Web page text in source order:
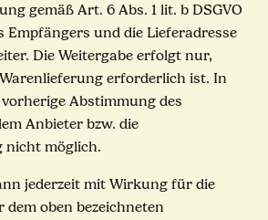
gemäß Art. 6 Abs. 1 lit. b DSGVO
Empfängers und die Lieferadresse
Die Weitergabe erfolgt nur,
erforderlich ist. In
Abstimmung des
Anbieter bzw. die
nicht möglich.
jederzeit mit Wirkung für die
oben bezeichneten